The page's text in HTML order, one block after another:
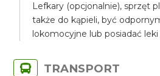
Lefkary (opcjonalnie), sprzęt
także do kąpieli, być
lokomocyjne lub posiadać
TRANSPORT